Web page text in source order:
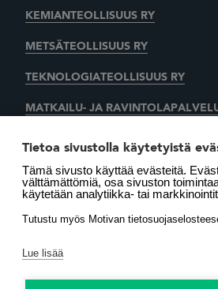
KEMIANTEOLLISUUS RY
METSÄTEOLLISUUS RY
TEKNOLOGIATEOLLISUUS RY
MATKAILU- JA
SUOMEN LÄMMITYSTIETO OY
LÄMMITYSENERGIA YHDISTYS RY
Tietoa sivustolla käytetyistä
Tämä sivusto käyttää evästeitä.
välttämättömiä, osa sivuston
käytetään analytiikka- tai
Tutustu myös Motivan
Lue lisää